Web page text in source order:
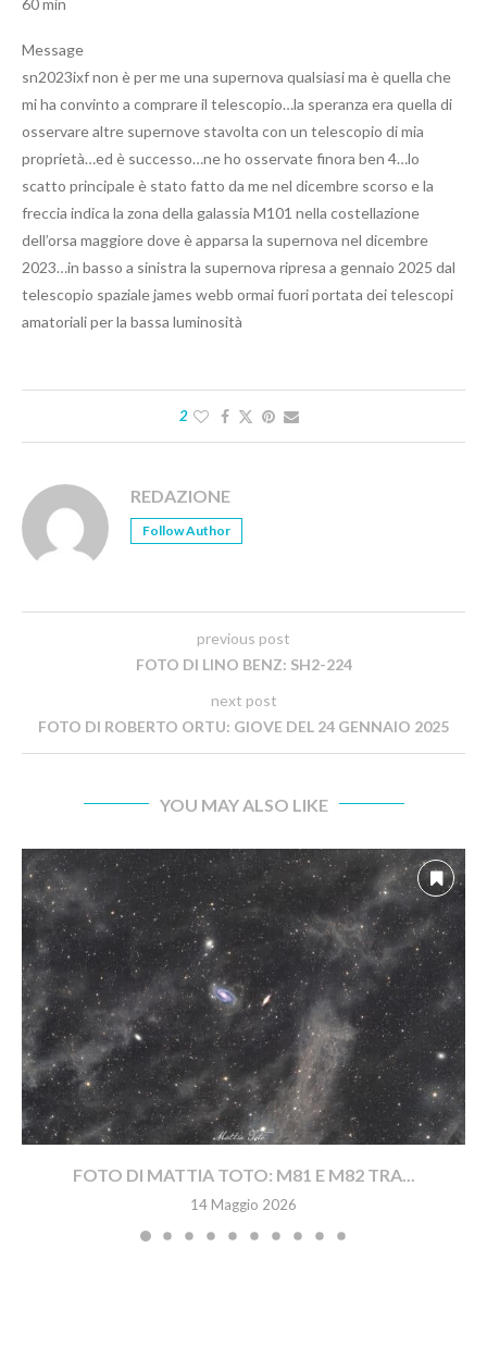
Message
sn2023ixf non è per me una supernova qualsiasi ma è quella che
mi ha convinto a comprare il telescopio…la speranza era quella di
osservare altre supernove stavolta con un telescopio di mia
proprietà…ed è successo…ne ho osservate finora ben 4…lo
scatto principale è stato fatto da me nel dicembre scorso e la
freccia indica la zona della galassia M101 nella costellazione
dell’orsa maggiore dove è apparsa la supernova nel dicembre
2023…in basso a sinistra la supernova ripresa a gennaio 2025 dal
telescopio spaziale james webb ormai fuori portata dei telescopi
amatoriali per la bassa luminosità
2
REDAZIONE
Follow Author
previous post
FOTO DI LINO BENZ: SH2-224
next post
FOTO DI ROBERTO ORTU: GIOVE DEL 24 GENNAIO 2025
YOU MAY ALSO LIKE
FOTO DI MATTIA TOTO: M81 E M82 TRA...
14 Maggio 2026